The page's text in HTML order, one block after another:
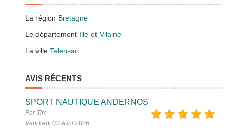
La région Bretagne
Le département Ille-et-Vilaine
La villeTalensac
AVIS RÉCENTS
SPORT NAUTIQUE ANDERNOS
Par Tim
Vendredi 03 Avril 2026